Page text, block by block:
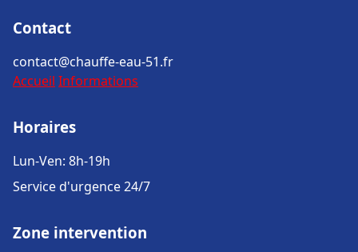
Contact
contact@chauffe-eau-51.fr
Accueil Informations
Horaires
Lun-Ven: 8h-19h
Service d'urgence 24/7
Zone intervention